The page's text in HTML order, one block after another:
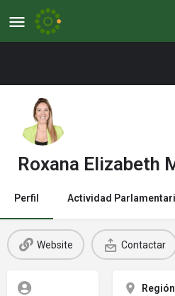
Roxana Elizabeth
Perfil Actividad
Website Contactar